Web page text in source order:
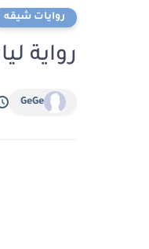
روايات شيقه
رواية
GeGe